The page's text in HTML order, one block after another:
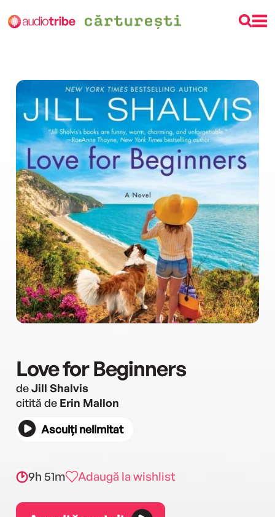
Love for Beginners
deJill Shalvis
citită de Erin Mallon
Asculți nelimitat
9h 51m Adaugă la wishlist